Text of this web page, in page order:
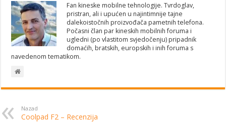
Fan kineske mobilne tehnologije. Tvrdoglav,
pristran, ali i upućen u najintimnije tajne
dalekoistočnih proizvođača pametnih telefona.
Počasni član par kineskih mobilnih foruma i
ugledni (po vlastitom svjedočenju) pripadnik
domaćih, bratskih, europskih i inih foruma s
navedenom tematikom.
Nazad
Coolpad F2 – Recenzija